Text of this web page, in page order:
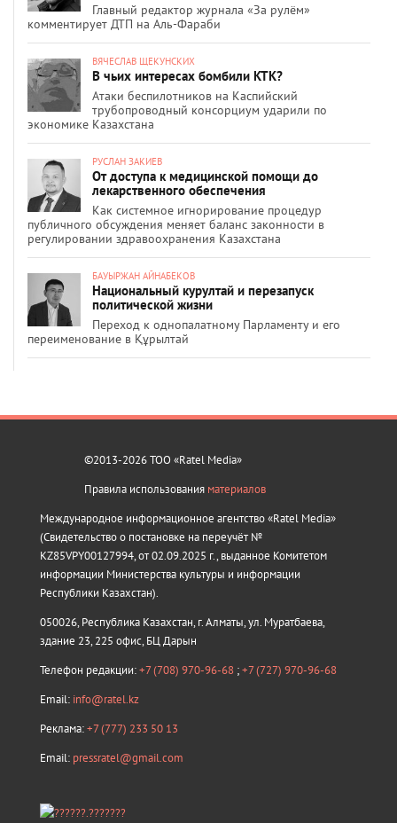
Главный редактор журнала «За рулём»
комментирует ДТП на Аль-Фараби
ВЯЧЕСЛАВ ЩЕКУНСКИХ
В чьих интересах бомбили КТК?
Атаки беспилотников на Каспийский
трубопроводный консорциум ударили по
экономике Казахстана
РУСЛАН ЗАКИЕВ
От доступа к медицинской помощи до
лекарственного обеспечения
Как системное игнорирование процедур
публичного обсуждения меняет баланс законности в
регулировании здравоохранения Казахстана
БАУЫРЖАН АЙНАБЕКОВ
Национальный курултай и перезапуск
политической жизни
Переход к однопалатному Парламенту и его
переименование в Құрылтай
©2013-2026 ТОО «Ratel Media»
Правила использования материалов
Международное информационное агентство «Ratel Media»
(Свидетельство о постановке на переучёт №
KZ85VPY00127994, от 02.09.2025 г., выданное Комитетом
информации Министерства культуры и информации
Республики Казахстан).
050026, Республика Казахстан, г. Алматы, ул. Муратбаева,
здание 23, 225 офис, БЦ Дарын
Телефон редакции:+7 (708) 970-96-68 ;+7 (727) 970-96-68
Email: info@ratel.kz
Реклама:+7 (777) 233 50 13
Email: pressratel@gmail.com